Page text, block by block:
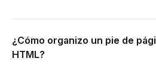
¿Cómo organizo un pie de
HTML?